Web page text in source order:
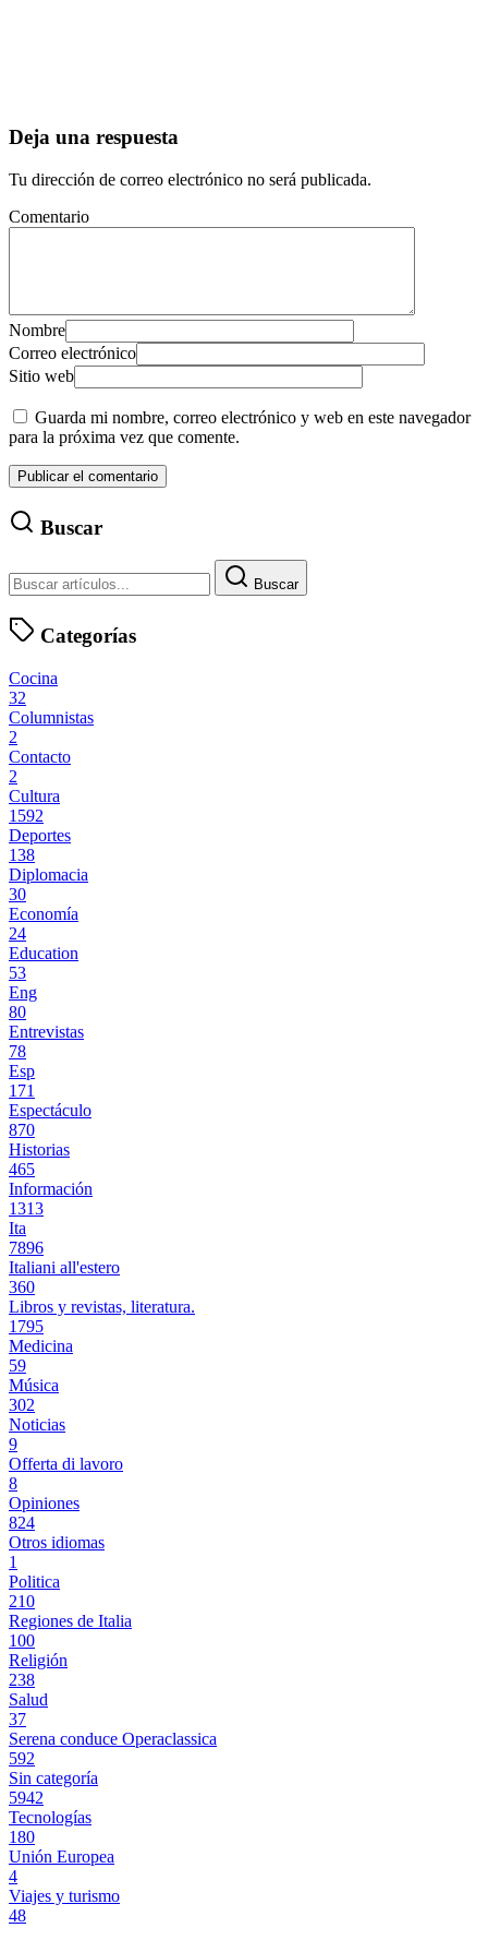
Deja una respuesta
Tu dirección de correo electrónico no será publicada.
Comentario
Nombre
Correo electrónico
Sitio web
Guarda mi nombre, correo electrónico y web en este navegador
para la próxima vez que comente.
Buscar
Buscar
Categorías
Cocina
32
Columnistas
2
Contacto
2
Cultura
1592
Deportes
138
Diplomacia
30
Economía
24
Education
53
Eng
80
Entrevistas
78
Esp
171
Espectáculo
870
Historias
465
Información
1313
Ita
7896
Italiani all'estero
360
Libros y revistas, literatura.
1795
Medicina
59
Música
302
Noticias
9
Offerta di lavoro
8
Opiniones
824
Otros idiomas
1
Politica
210
Regiones de Italia
100
Religión
238
Salud
37
Serena conduce Operaclassica
592
Sin categoría
5942
Tecnologías
180
Unión Europea
4
Viajes y turismo
48